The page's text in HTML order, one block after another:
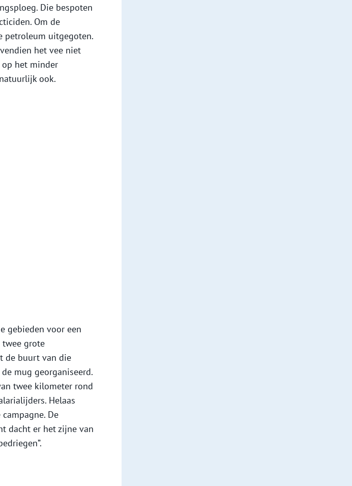
Die bespoten
Om de
petroleum uitgegoten.
het vee niet
het minder
ook.
gebieden voor een
grote
de buurt van die
mug georganiseerd.
twee kilometer rond
Helaas
De
dacht er het zijne van